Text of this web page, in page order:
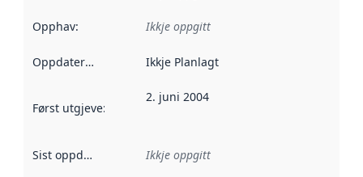
Opphav: Ikkje oppgitt
Oppdateringsfrekvens :
Ikkje Planlagt
Først utgjeve: Denne datoen seier når dataa i dette
2. juni 2004
Sist oppdatert Ikkje oppgitt